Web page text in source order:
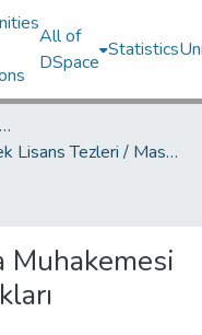
All of
DSpace
Statistics
Lisansüstü Eğitim Enstitüsü / Postgraduate Education Institute
Yüksek Lisans Tezleri / Master's Theses
Muhakemesi